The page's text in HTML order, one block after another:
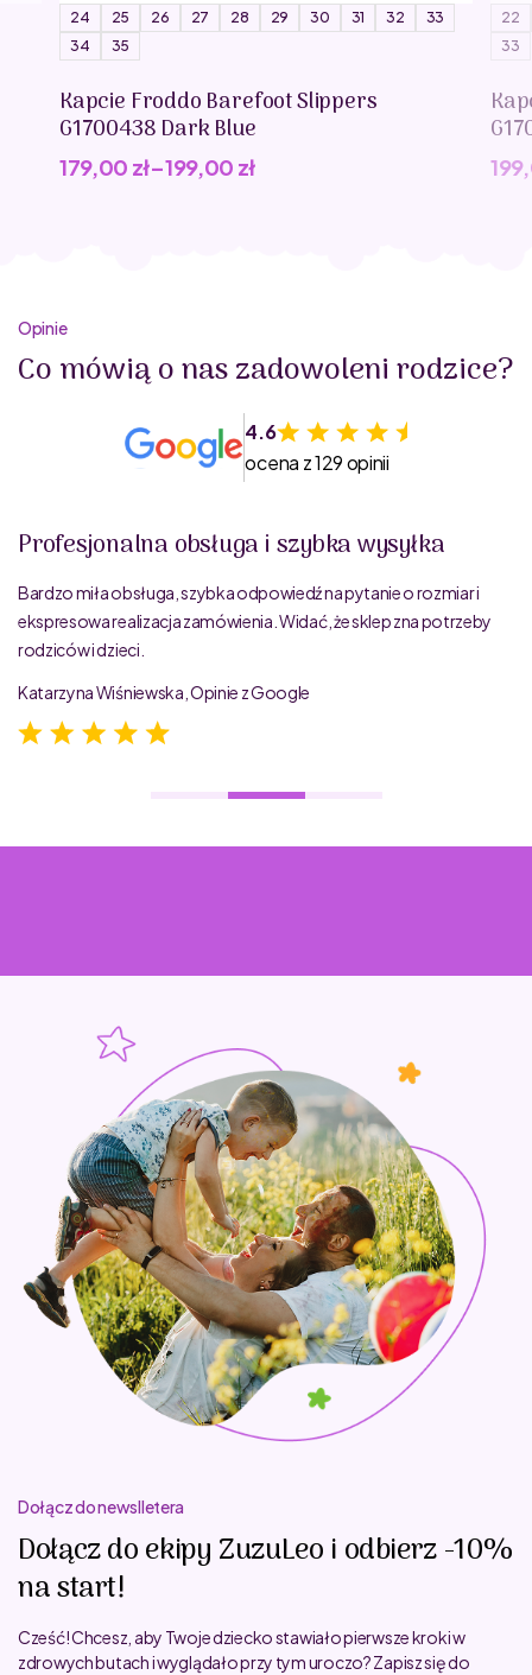
24 25 26 27 28 29 30 31 32
33
34
35
Kapcie Froddo Barefoot Slippers
G1700438 Dark Blue
179,00 zł–199,00 zł
22
33
Opinie
Co mówią o nas zadowoleni rodzice?
4.6
ocena z 129 opinii
Profesjonalna obsługa i szybka wysyłka
Bardzo miła obsługa, szybka odpowiedź na pytanie o rozmiar i
ekspresowa realizacja zamówienia. Widać, że sklep zna potrzeby
rodziców i dzieci.
Katarzyna Wiśniewska, Opinie z Google
Dołącz do newslletera
Dołącz do ekipy ZuzuLeo i odbierz -10%
na start!
Cześć! Chcesz, aby Twoje dziecko stawiało pierwsze kroki w
zdrowych butach i wyglądało przy tym uroczo? Zapisz się do